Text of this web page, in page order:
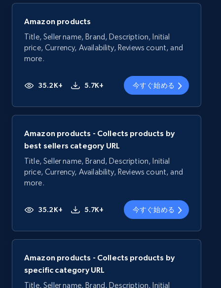
Amazon products
Title, Seller name, Brand, Description, Initial
price, Currency, Availability, Reviews count, and
more.
35.2K+ 5.7K+ 今すぐ始める
Amazon products - Collects products by
best sellers category URL
Title, Seller name, Brand, Description, Initial
price, Currency, Availability, Reviews count, and
more.
35.2K+ 5.7K+ 今すぐ始める
Amazon products - Collects products by
specific category URL
Title, Seller name, Brand, Description, Initial